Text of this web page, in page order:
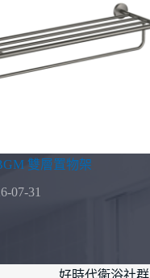
雙層置物架
07-31
好時代衛浴社群